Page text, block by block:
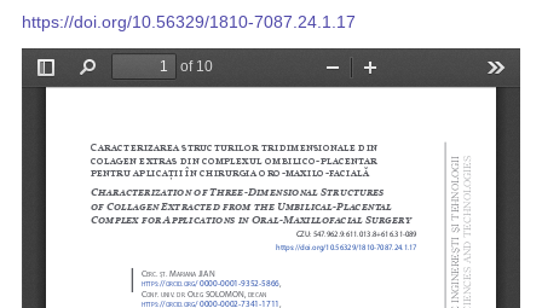
https://doi.org/10.56329/1810-7087.24.1.17